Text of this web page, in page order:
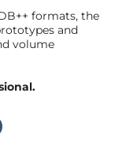
formats, the
and
volume